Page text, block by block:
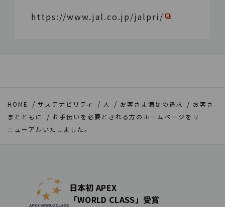
https://www.jal.co.jp/jalpri/
HOME サステナビリティ 人 お客さま満足の追求
お客さ
まとともに
お手伝いを必要とされる方のホームページをリ
ニューアルいたしました。
日本初 APEX
「WORLD CLASS」受賞